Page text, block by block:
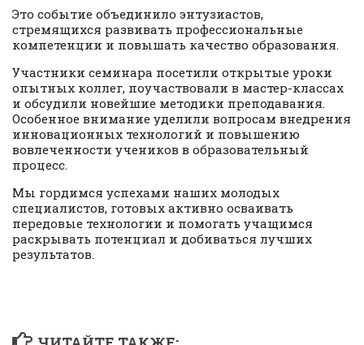
Это событие объединило энтузиастов,
стремящихся развивать профессиональные
компетенции и повышать качество образования.
Участники семинара посетили открытые уроки
опытных коллег, поучаствовали в мастер-классах
и обсудили новейшие методики преподавания.
Особенное внимание уделили вопросам внедрения
инновационных технологий и повышению
вовлеченности учеников в образовательный
процесс.
Мы гордимся успехами наших молодых
специалистов, готовых активно осваивать
передовые технологии и помогать учащимся
раскрывать потенциал и добиваться лучших
результатов.